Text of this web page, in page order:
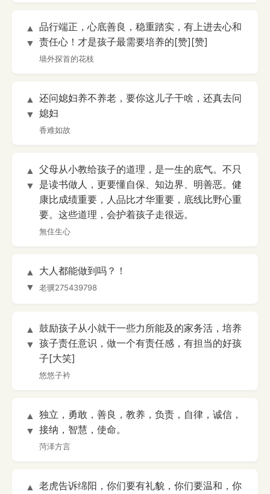
▲
▼
品行端正，心底善良，稳重踏实，有上进去心和
责任心！才是孩子最需要培养的[赞][赞]
墙外探首的花枝
▲
▼
还问媳妇养不养老，要你这儿子干啥，还真去问
媳妇
香难如故
▲
▼
父母从小教给孩子的道理，是一生的底气。不只
是读书做人，更要懂自保、知边界、明善恶。健
康比成绩重要，人品比才华重要，底线比野心重
要。这些道理，会护着孩子走很远。
無住生心
▲
▼
大人都能做到吗？！
老骥275439798
▲
▼
鼓励孩子从小就干一些力所能及的家务活，培养
孩子责任意识，做一个有责任感，有担当的好孩
子[大笑]
悠悠子衿
▲
▼
独立，勇敢，善良，教养，负责，自律，诚信，
接纳，智慧，使命。
菏泽方言
▲
老虎告诉绵阳，你们要有礼貌，你们要温和，你